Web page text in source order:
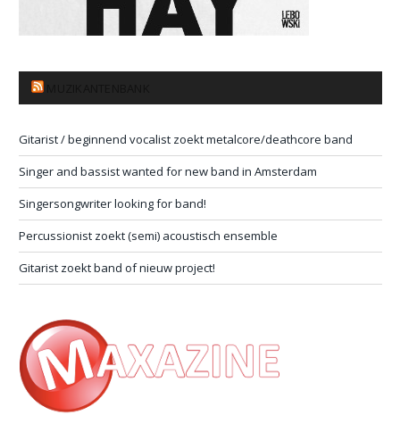
Gitarist / beginnend vocalist zoekt metalcore/deathcore band
Singer and bassist wanted for new band in Amsterdam
Singersongwriter looking for band!
Percussionist zoekt (semi) acoustisch ensemble
Gitarist zoekt band of nieuw project!